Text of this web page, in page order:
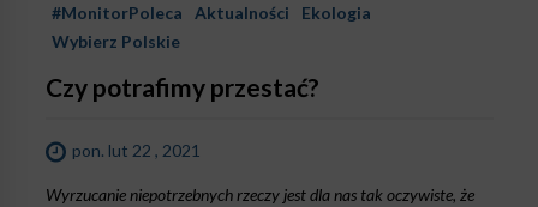
#MonitorPoleca Aktualności
Ekologia
Wybierz Polskie
Czy potrafimy przestać?
pon. lut 22 , 2021
Wyrzucanie niepotrzebnych rzeczy jest dla nas tak oczywiste, że